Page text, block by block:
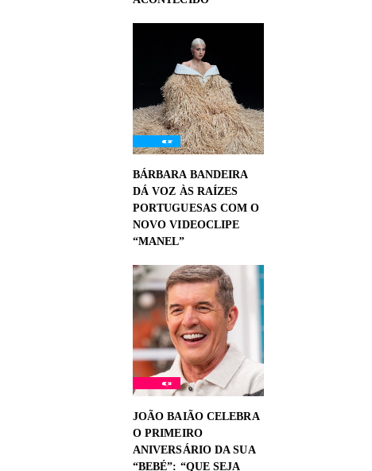
BÁRBARA BANDEIRA
DÁ VOZ ÀS RAÍZES
PORTUGUESAS COM O
NOVO VIDEOCLIPE
“MANEL”
JOÃO BAIÃO CELEBRA
O PRIMEIRO
ANIVERSÁRIO DA SUA
“BEBÉ”: “QUE SEJA